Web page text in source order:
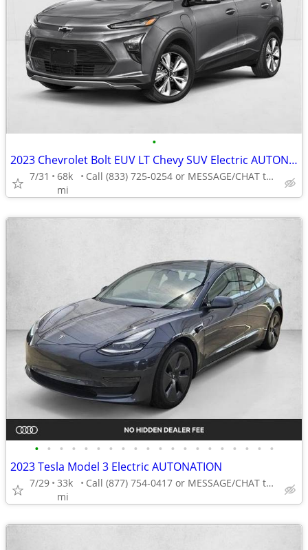
•
2023 Chevrolet Bolt EUV LT Chevy SUV Electric AUTONATION
7/31
68k
mi
Call (833) 725-0254 or MESSAGE/CHAT to confirm availability
• • • • • • • • • • • • • • • • • • • •
2023 Tesla Model 3 Electric AUTONATION
7/29 33k
mi
Call (877) 754-0417 or MESSAGE/CHAT to confirm availability